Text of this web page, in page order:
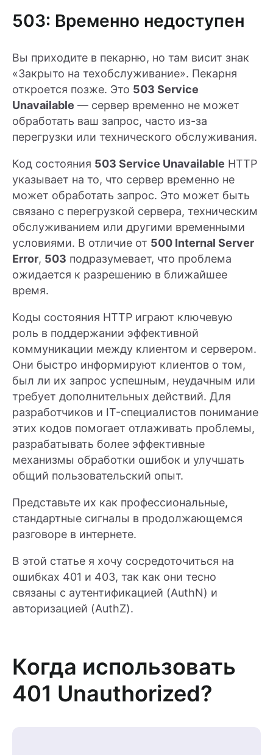
503: Временно недоступен
Вы приходите в пекарню, но там висит знак
«Закрыто на техобслуживание». Пекарня
откроется позже. Это 503 Service
Unavailable — сервер временно не может
обработать ваш запрос, часто из-за
перегрузки или технического обслуживания.
Код состояния 503 Service Unavailable HTTP
указывает на то, что сервер временно не
может обработать запрос. Это может быть
связано с перегрузкой сервера, техническим
обслуживанием или другими временными
условиями. В отличие от 500 Internal Server
Error, 503 подразумевает, что проблема
ожидается к разрешению в ближайшее
время.
Коды состояния HTTP играют ключевую
роль в поддержании эффективной
коммуникации между клиентом и сервером.
Они быстро информируют клиентов о том,
был ли их запрос успешным, неудачным или
требует дополнительных действий. Для
разработчиков и IT-специалистов понимание
этих кодов помогает отлаживать проблемы,
разрабатывать более эффективные
механизмы обработки ошибок и улучшать
общий пользовательский опыт.
Представьте их как профессиональные,
стандартные сигналы в продолжающемся
разговоре в интернете.
В этой статье я хочу сосредоточиться на
ошибках 401 и 403, так как они тесно
связаны с аутентификацией (AuthN) и
авторизацией (AuthZ).
Когда использовать
401 Unauthorized?